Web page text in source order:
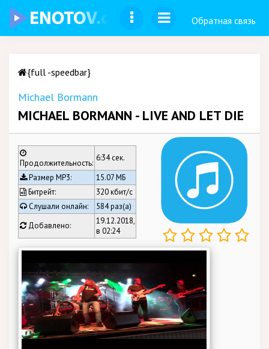
Обратная связь
{full -speedbar}
Michael Bormann
MICHAEL BORMANN - LIVE AND LET DIE
Продолжительность:
6:34 сек.
Размер MP3:
15.07 МБ
Битрейт:
320 кбит/c
Слушали онлайн:
584 раз(а)
Добавлено:
19.12.2018,
в 02:24